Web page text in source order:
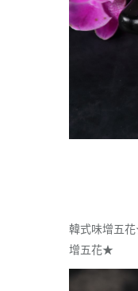
韓式味增五
增五花★